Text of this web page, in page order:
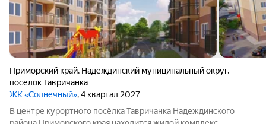
Приморский край, Надеждинский муниципальный округ,
посёлок Тавричанка
ЖК «Солнечный», 4 квартал 2027
В центре курортного посёлка Тавричанка Надеждинского